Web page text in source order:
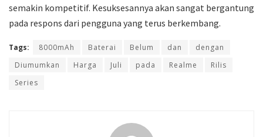
semakin kompetitif. Kesuksesannya akan sangat bergantung
pada respons dari pengguna yang terus berkembang.
Tags: 8000mAh Baterai Belum dan
dengan
Diumumkan
Harga Juli pada Realme
Rilis
Series